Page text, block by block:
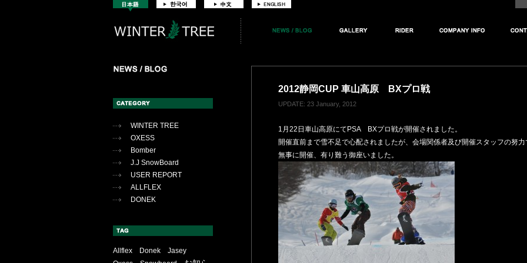
WINTER TREE
OXESS
Bomber
J.J SnowBoard
USER REPORT
ALLFLEX
DONEK
Allflex Donek
Jasey
2012静岡CUP 車山高原 BXプロ戦
UPDATE: 23 January, 2012
1月22日車山高原にてPSA BXプロ戦が開催されました。
開催直前まで雪不足で心配されましたが、会場関係者及び開催スタッフの努力
無事に開催、有り難う御座いました。